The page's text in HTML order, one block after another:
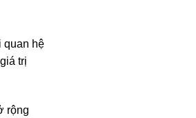
quan hệ
trị
rộng